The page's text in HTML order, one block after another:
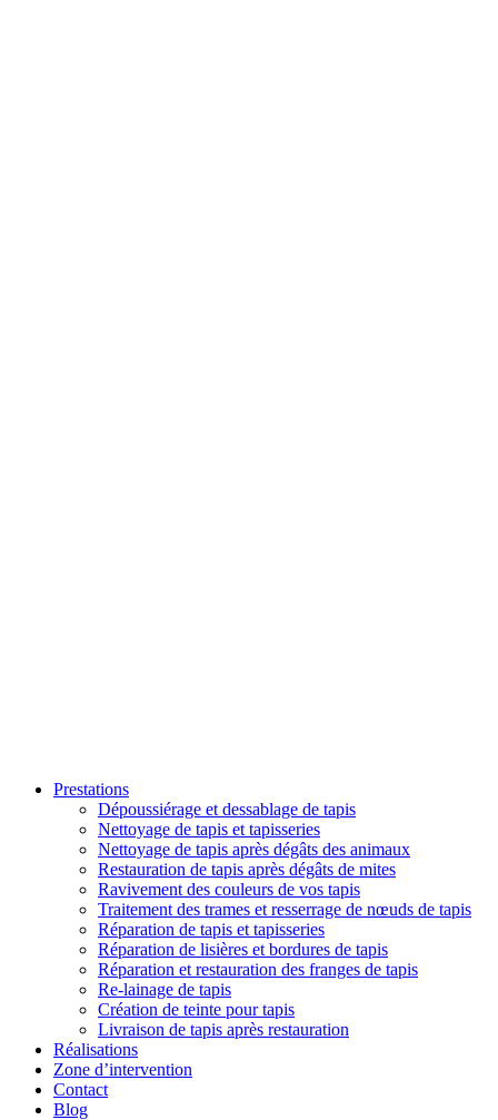
Prestations
Dépoussiérage et dessablage de tapis
Nettoyage de tapis et tapisseries
Nettoyage de tapis après dégâts des animaux
Restauration de tapis après dégâts de mites
Ravivement des couleurs de vos tapis
Traitement des trames et resserrage de nœuds de tapis
Réparation de tapis et tapisseries
Réparation de lisières et bordures de tapis
Réparation et restauration des franges de tapis
Re-lainage de tapis
Création de teinte pour tapis
Livraison de tapis après restauration
Réalisations
Zone d’intervention
Contact
Blog